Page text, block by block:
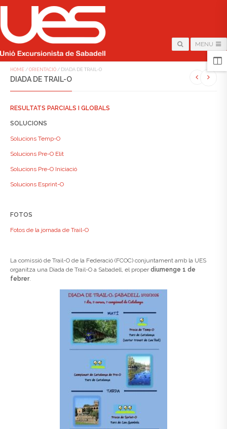
MENU
HOME / ORIENTACIÓ / DIADA DE TRAIL-O
DIADA DE TRAIL-O
RESULTATS PARCIALS I GLOBALS
SOLUCIONS
Solucions Temp-O
Solucions Pre-O Elit
Solucions Pre-O Iniciació
Solucions Esprint-O
FOTOS
Fotos de la jornada de Trail-O
La comissió de Trail-O de la Federació (FCOC) conjuntament amb la UES
organitza una Diada de Trail-O a Sabadell, el properdiumenge 1 de
febrer.